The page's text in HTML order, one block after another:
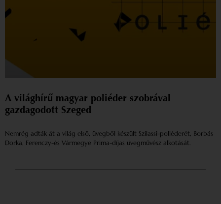
A világhírű magyar poliéder szobrával
gazdagodott Szeged
Nemrég adták át a világ első, üvegből készült Szilassi-poliéderét, Borbás
Dorka, Ferenczy-és Vármegye Prima-díjas üvegművész alkotását.